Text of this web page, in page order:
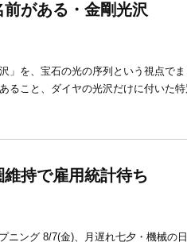
がある・金剛光沢
」を、宝石の光の序列という視点で
ること、ダイヤの光沢だけに付いた
持で雇用統計待ち
ニング 8/7(金)、月遅れ七夕・機械の